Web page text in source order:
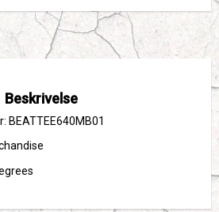
Beskrivelse
BEATTEE640MB01